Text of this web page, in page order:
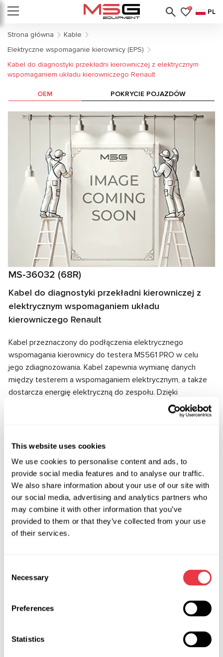
This website uses cookies
We use cookies to personalise content and ads, to
provide social media features and to analyse our traffic.
We also share information about your use of our site with
our social media, advertising and analytics partners who
may combine it with other information that you’ve
provided to them or that they’ve collected from your use
of their services.
Selection
Necessary
Preferences
Statistics
0 PL
Strona główna
Kable
Elektryczne wspomaganie kierownicy (EPS)
Kabel do diagnostyki przekładni kierowniczej z elektrycznym
wspomaganiem układu kierowniczego Renault
MS-36032 (68R)
Kabel do diagnostyki przekładni kierowniczej z
elektrycznym wspomaganiem układu
kierowniczego Renault
Kabel przeznaczony do podłączenia elektrycznego
wspomagania kierownicy do testera MS561 PRO w celu
jego zdiagnozowania. Kabel zapewnia wymianę danych
między testerem a wspomaganiem elektrycznym, a także
dostarcza energię elektryczną do zespołu. Dzięki
dopasowaniu złączy kablowych i wspomagania
elektrycznego zapewnione jest szybkie i niezawodne
Producent:MSG Equipment
Zapytaj o cenę
OEM POKRYCIE POJAZDÓW
OEM
490013432R, 490014702R, 490014849R, 490016765R,
490016795R, 490016814R, 490017945R, 490018714R,
8201604716, ATGE4397, ATGE43971RB, ATGE4398,